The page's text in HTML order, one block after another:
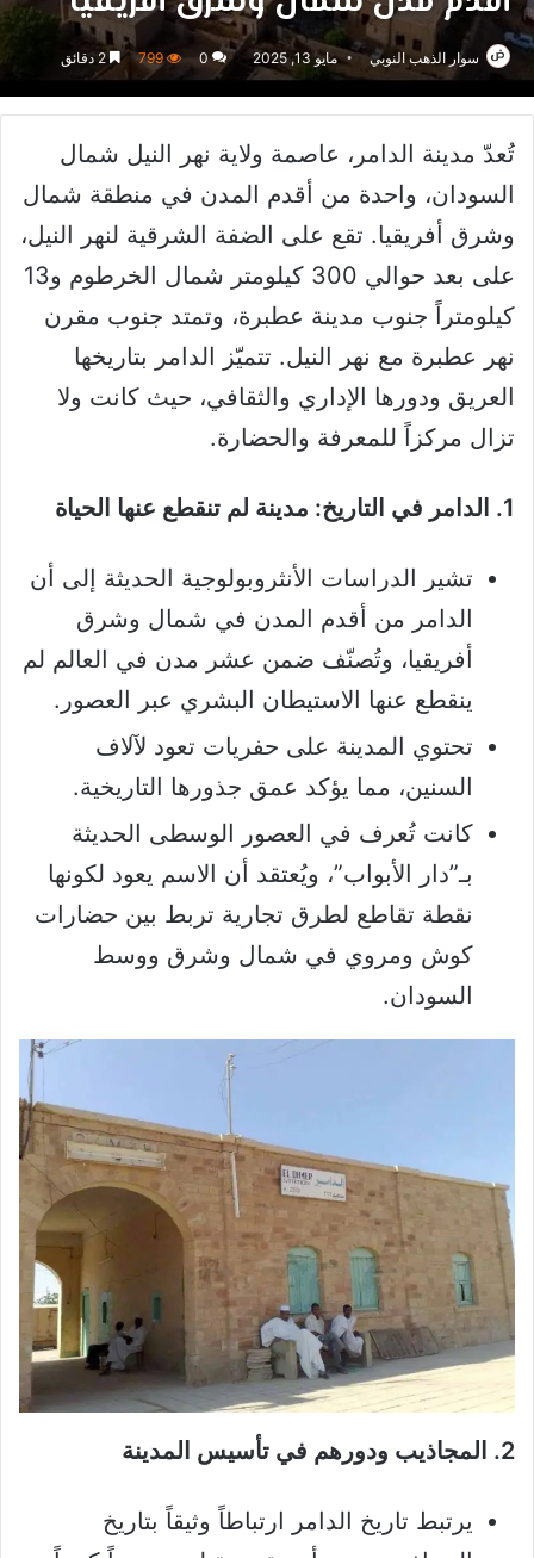
سوار الذهب النوبي مايو 13, 2025 0
799 2 دقائق
تُعدّ مدينة الدامر، عاصمة ولاية نهر النيل شمال
السودان، واحدة من أقدم المدن في منطقة شمال
وشرق أفريقيا. تقع على الضفة الشرقية لنهر النيل،
على بعد حوالي 300 كيلومتر شمال الخرطوم و13
كيلومتراً جنوب مدينة عطبرة، وتمتد جنوب مقرن
نهر عطبرة مع نهر النيل. تتميّز الدامر بتاريخها
العريق ودورها الإداري والثقافي، حيث كانت ولا
تزال مركزاً للمعرفة والحضارة.
1. الدامر في التاريخ: مدينة لم تنقطع عنها الحياة
تشير الدراسات الأنثروبولوجية الحديثة إلى أن
الدامر من أقدم المدن في شمال وشرق
أفريقيا، وتُصنّف ضمن عشر مدن في العالم لم
ينقطع عنها الاستيطان البشري عبر العصور.
تحتوي المدينة على حفريات تعود لآلاف
السنين، مما يؤكد عمق جذورها التاريخية.
كانت تُعرف في العصور الوسطى الحديثة
بـ”دار الأبواب”، ويُعتقد أن الاسم يعود لكونها
نقطة تقاطع لطرق تجارية تربط بين حضارات
كوش ومروي في شمال وشرق ووسط
السودان.
2. المجاذيب ودورهم في تأسيس المدينة
يرتبط تاريخ الدامر ارتباطاً وثيقاً بتاريخ